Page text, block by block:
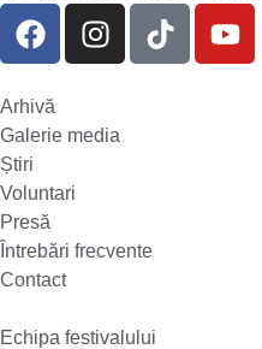
Arhivă
Galerie media
Știri
Voluntari
Presă
Întrebări frecvente
Contact
Echipa festivalului